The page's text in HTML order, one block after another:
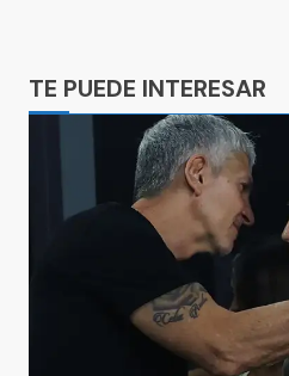
TE PUEDE INTERESAR